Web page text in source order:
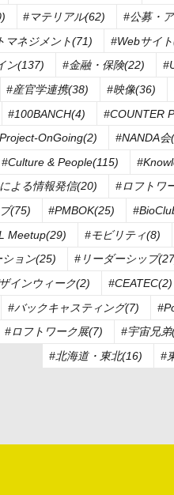
#マテリアル(62) #公募・
マネジメント(71)
#Webサイ
ン(137)
#金融・保険(22)
#産官学連携(38) #映像(36)
#100BANCH(4) #COUNTER
OnGoing(2) #NANDA会
#Culture & People(115)
よる情報発信(20)
#ロフトワ
(75)
#PMBOK(25)
Meetup(29)
#モビリティ(8)
ョン(25)
#リーダーシップ
インウィーク(2)
#CEATEC(2)
#バックキャスティング(7)
#ロフトワーク展(7) #宇宙兄弟
#北海道・東北(16)
#